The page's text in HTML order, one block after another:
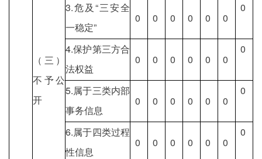
（三）
不予公
开
3.危及“三安全
一稳定”
0 0 0 0 0 0
0
4.保护第三方合
法权益
0 0 0 0 0 0
0
5.属于三类内部
事务信息
0 0 0 0 0 0
0
6.属于四类过程
性信息
0 0 0 0 0 0
0